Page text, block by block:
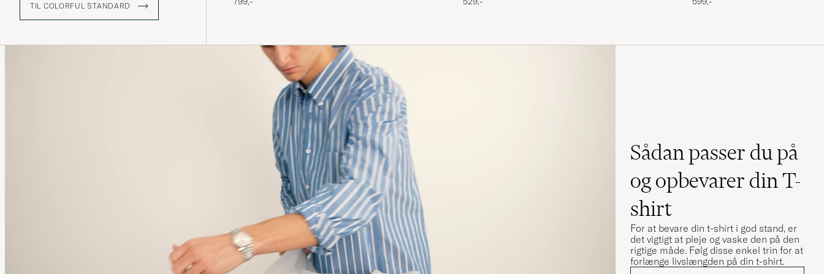
Veldig fin lys dus farge. Obs! Den er litt kort sammenlignet med noen
andre merker. Jeg er 196, bestilte XL og vurderte å returnere pga
lengden
OLE H KØBTE PÅ CAREOFCARL.NO
Bra kvalitet och bra i storleken.
MATHIAS F KØBTE PÅ CAREOFCARL.SE
Great color, great fit, great quality.
ALEXANDER A KØBTE PÅ CAREOFCARL.DE
Mycket bra kvalitet, normal i storlek
TIL COLORFUL STANDARD
Sådan passer du på
og opbevarer din T-
shirt
For at bevare din t-shirt i god stand, er
det vigtigt at pleje og vaske den på den
rigtige måde. Følg disse enkel trin for at
forlænge livslængden på din t-shirt.